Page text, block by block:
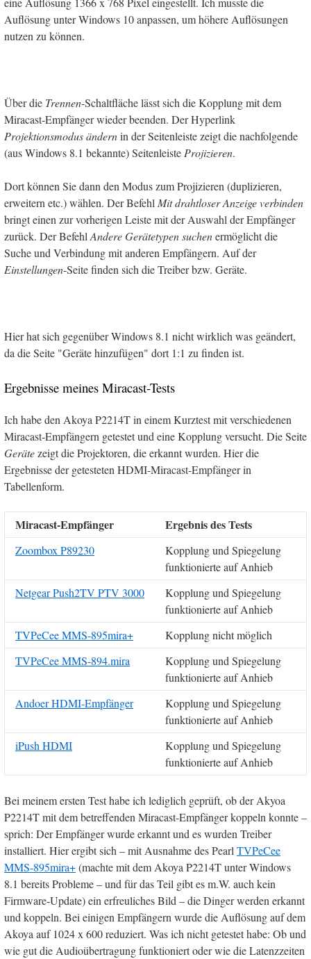
Auflösung unter Windows 10 anpassen, um höhere Auflösungen
nutzen zu können.
Über die Trennen-Schaltfläche lässt sich die Kopplung mit dem
Miracast-Empfänger wieder beenden. Der Hyperlink
Projektionsmodus ändernin der Seitenleiste zeigt die nachfolgende
(aus Windows 8.1 bekannte) SeitenleisteProjizieren.
Dort können Sie dann den Modus zum Projizieren (duplizieren,
erweitern etc.) wählen. Der BefehlMit drahtloser Anzeige verbinden
bringt einen zur vorherigen Leiste mit der Auswahl der Empfänger
zurück. Der BefehlAndere Gerätetypen suchenermöglicht die
Suche und Verbindung mit anderen Empfängern. Auf der
Einstellungen-Seite finden sich die Treiber bzw. Geräte.
Hier hat sich gegenüber Windows 8.1 nicht wirklich was geändert,
da die Seite "Geräte hinzufügen" dort 1:1 zu finden ist.
Ergebnisse meines Miracast-Tests
Ich habe den Akoya P2214T in einem Kurztest mit verschiedenen
Miracast-Empfängern getestet und eine Kopplung versucht. Die Seite
Gerätezeigt die Projektoren, die erkannt wurden. Hier die
Ergebnisse der getesteten HDMI-Miracast-Empfänger in
Tabellenform.
Miracast-Empfänger Ergebnis des Tests
Zoombox P89230
Kopplung und Spiegelung
funktionierte auf Anhieb
Netgear Push2TV PTV 3000
Kopplung und Spiegelung
funktionierte auf Anhieb
TVPeCee MMS-895mira+
Kopplung nicht möglich
TVPeCee MMS-894.mira
Kopplung und Spiegelung
funktionierte auf Anhieb
Andoer HDMI-Empfänger
Kopplung und Spiegelung
funktionierte auf Anhieb
iPush HDMI
Kopplung und Spiegelung
funktionierte auf Anhieb
Bei meinem ersten Test habe ich lediglich geprüft, ob der Akyoa
P2214T mit dem betreffenden Miracast-Empfänger koppeln konnte –
sprich: Der Empfänger wurde erkannt und es wurden Treiber
installiert. Hier ergibt sich – mit Ausnahme des PearlTVPeCee
MMS-895mira+(machte mit dem Akoya P2214T unter Windows
8.1 bereits Probleme – und für das Teil gibt es m.W. auch kein
Firmware-Update) ein erfreuliches Bild – die Dinger werden erkannt
und koppeln. Bei einigen Empfängern wurde die Auflösung auf dem
Akoya auf 1024 x 600 reduziert. Was ich nicht getestet habe: Ob und
wie gut die Audioübertragung funktioniert oder wie die Latenzzeiten